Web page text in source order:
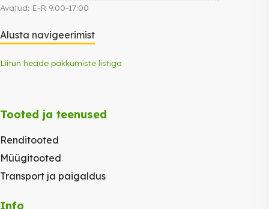
Avatud: E-R 9:00-17:00
Alusta navigeerimist
Liitun heade pakkumiste listiga
Tooted ja teenused
Renditooted
Müügitooted
Transport ja paigaldus
Info